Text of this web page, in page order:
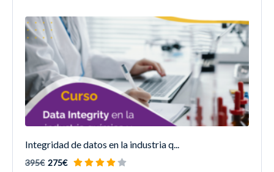
Integridad de datos en la industria q...
395€ 275€